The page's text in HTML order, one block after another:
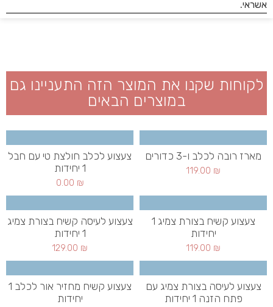
לקוחות שקנו את המוצר הזה התעניינו גם
במוצרים הבאים
מארז רובה לכלב ו-3 כדורים
119.00 ₪
צעצוע לכלב חולצת טי עם חבל
1 יחידות
0.00 ₪
צעצוע קשיח בצורת צמיג 1
יחידות
119.00 ₪
צעצוע לעיסה קשיח בצורת צמיג
1 יחידות
129.00 ₪
צעצוע לעיסה בצורת צמיג עם
פתח הזנה 1 יחידות
צעצוע קשיח מחזיר אור לכלב 1
יחידות